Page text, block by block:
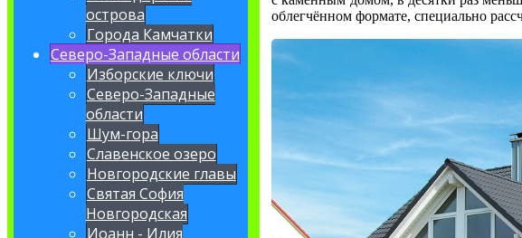
острова
Города Камчатки
Северо-Западные области
Изборские ключи
Северо-Западные
области
Шум-гора
Славенское озеро
Новгородские главы
Святая София
Новгородская
Иоанн - Илия
облегчённом формате, специально